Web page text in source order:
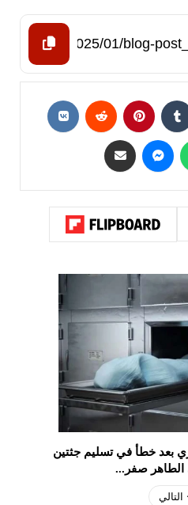
بعد خطأ في تسليم جثتين
صفر...
التالي